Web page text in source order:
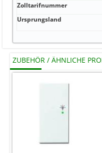
Zolltarifnummer
Ursprungsland
ZUBEHÖR / ÄHNLICHE